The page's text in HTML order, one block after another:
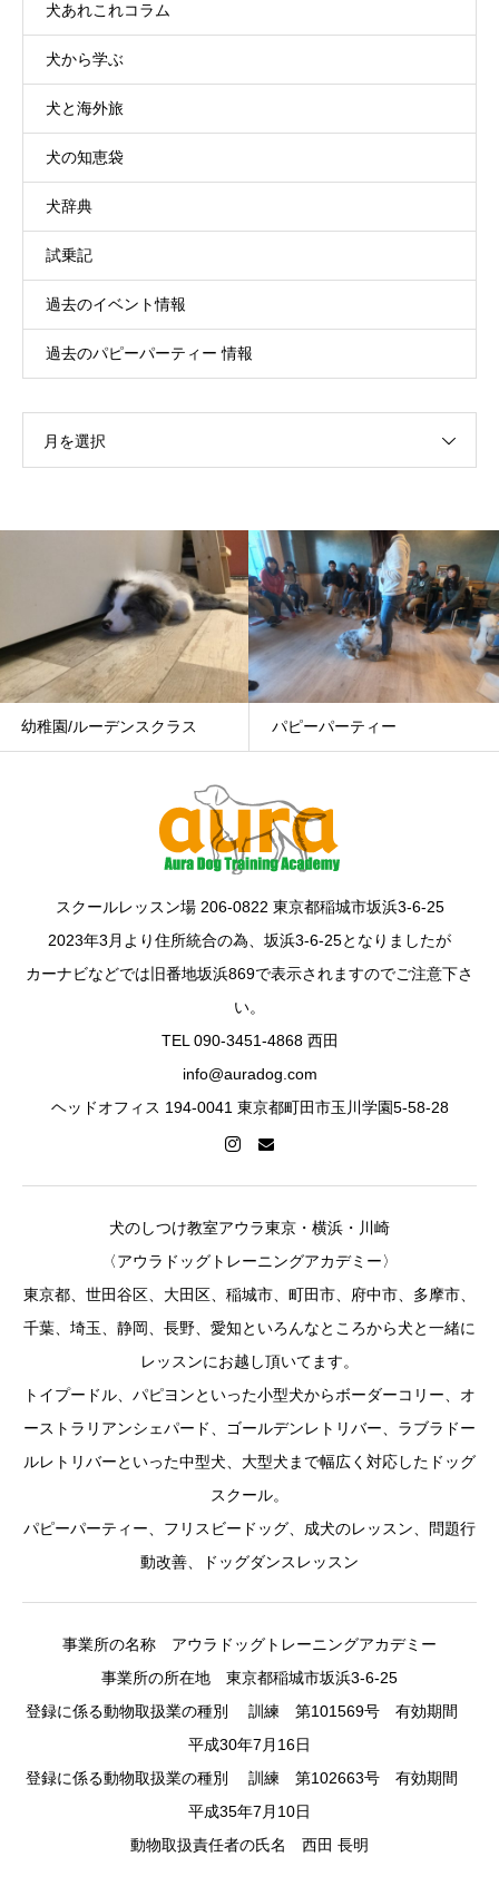
犬あれこれコラム
犬から学ぶ
犬と海外旅
犬の知恵袋
犬辞典
試乗記
過去のイベント情報
過去のパピーパーティー 情報
月を選択
パピーパーティー ドッグダンス
スクールレッスン場 206-0822 東京都稲城市坂浜3-6-25
2023年3月より住所統合の為、坂浜3-6-25となりましたが
カーナビなどでは旧番地坂浜869で表示されますのでご注意下さ
い。
TEL 090-3451-4868 西田
info@auradog.com
ヘッドオフィス 194-0041 東京都町田市玉川学園5-58-28
犬のしつけ教室アウラ東京・横浜・川崎
〈アウラドッグトレーニングアカデミー〉
東京都、世田谷区、大田区、稲城市、町田市、府中市、多摩市、
千葉、埼玉、静岡、長野、愛知といろんなところから犬と一緒に
レッスンにお越し頂いてます。
トイプードル、パピヨンといった小型犬からボーダーコリー、オ
ーストラリアンシェパード、ゴールデンレトリバー、ラブラドー
ルレトリバーといった中型犬、大型犬まで幅広く対応したドッグ
スクール。
パピーパーティー、フリスビードッグ、成犬のレッスン、問題行
動改善、ドッグダンスレッスン
事業所の名称 アウラドッグトレーニングアカデミー
事業所の所在地 東京都稲城市坂浜3-6-25
登録に係る動物取扱業の種別 訓練 第101569号 有効期間
平成30年7月16日
登録に係る動物取扱業の種別 訓練 第102663号 有効期間
平成35年7月10日
動物取扱責任者の氏名 西田 長明